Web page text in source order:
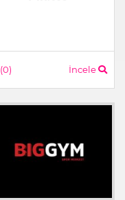
(0) İncele